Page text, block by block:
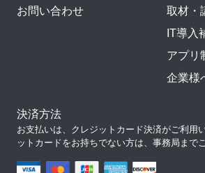
お問い合わせ
取材・
IT導入
アプリ
企業様
決済方法
お支払いは、クレジットカード決済がご利用
ットカードをお持ちでない方は、事務局まで